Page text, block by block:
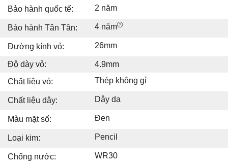
Bảo hành quốc tế: 2 năm
Bảo hành Tân Tân: 4 năm
Đường kính vỏ: 26mm
Độ dày vỏ:
4.9mm
Chất liệu vỏ:
Thép không gỉ
Chất liệu dây: Dây da
Màu mặt số: Đen
Loại kim: Pencil
Chống nước: WR30